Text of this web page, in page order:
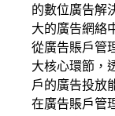
的數位廣告解
大的廣告網絡
從廣告賬戶管
大核心環節，
戶的廣告投放
在廣告賬戶管